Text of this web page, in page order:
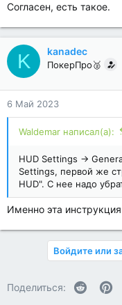
Согласен, есть такое.
K kanadec
ПокерПро🥈
6 Май 2023
Waldemar написал(а):
HUD Settings ->
Settings, первой же
HUD". С нее надо
Именно эта
Войдите или
Поделиться: Reddit